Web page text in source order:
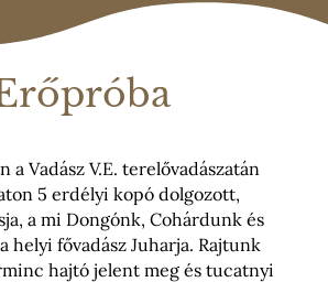
a Vadász V.E. terelővadászatán
5 erdélyi kopó dolgozott,
a mi Dongónk, Cohárdunk és
helyi fővadász Juharja. Rajtunk
hajtó jelent meg és tucatnyi